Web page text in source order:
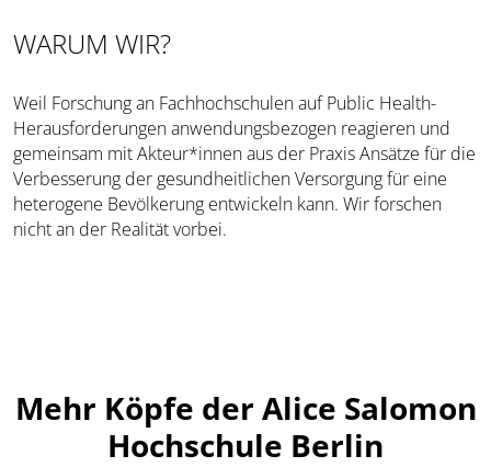
WARUM WIR?
Weil Forschung an Fachhochschulen auf Public Health-
Herausforderungen anwendungsbezogen reagieren und
gemeinsam mit Akteur*innen aus der Praxis Ansätze für die
Verbesserung der gesundheitlichen Versorgung für eine
heterogene Bevölkerung entwickeln kann. Wir forschen
nicht an der Realität vorbei.
Mehr Köpfe der Alice Salomon
Hochschule Berlin